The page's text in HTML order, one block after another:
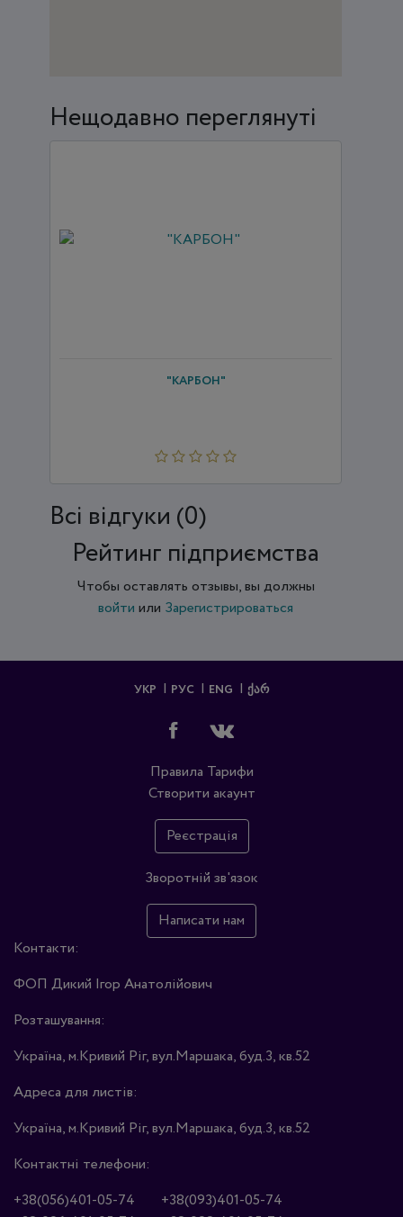
Нещодавно переглянуті
"КАРБОН"
Всi відгуки (0)
Рейтинг підприємства
Чтобы оставлять отзывы, вы должны
войти или Зарегистрироваться
УКР РУС ENG ᲥᲐᲠ
Правила Тарифи
Створити акаунт
Реєстрація
Зворотній зв'язок
Написати нам
Контакти:
ФОП Дикий Ігор Анатолійович
Розташування:
Україна, м.Кривий Ріг, вул.Маршака, буд.3, кв.52
Адреса для листів:
Україна, м.Кривий Ріг, вул.Маршака, буд.3, кв.52
Контактні телефони:
+38(056)401-05-74
+38(093)401-05-74